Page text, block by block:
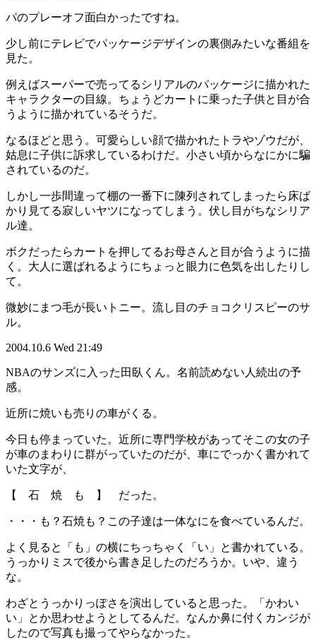
パのプレーオフ面白かったですね。
少し前にテレビでパッケージデザインの裏側みたいな番組を
見た。
例えばスーパーで売ってるシリアルのパッケージに描かれた
キャラクターの目線。ちょうどカートに乗った子供と目が合
うように描かれているそうだ。
なるほどと思う。可愛らしい顔で描かれたトラやゾウだが、
姑息に子供に訴求しているわけだ。小さい頃からなにかに騙
されているのだ。
しかし一歩間違って棚の一番下に陳列されてしまったら床ば
かり見てる寂しいヤツになってしまう。伏し目がちなシリア
ル達。
ボクだったらカートを押してるお母さんと目が合うように描
く。大人に選ばれるようにちょっと眼力に色気を出したりし
て。
微妙にまつ毛が長いトニー。流し目のチョコクリスピーのサ
ル。
2004.10.6 Wed 21:49
NBAのサンズに入った田臥くん。名前読めない人続出の予
感。
近所に焼いも売りの車がくる。
今日も停まっていた。近所に専門学校があってそこの女の子
が車のまわりに群がっていたのだが、車にでっかく書かれて
いた文字が、
【 石 焼 も 】 だった。
・・・も？石焼も？この子達は一体なにを食べているんだ。
よく見ると「も」の横にちっちゃく「い」と書かれている。
うっかりミスで後から書き足したのだろうか。いや、違う
な。
わざとうっかりっぽさを演出していると思った。「かわい
い」とか思わせようとしてるんだ。なんか鼻に付くカンジが
したので写真も撮ってやらなかった。